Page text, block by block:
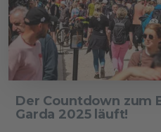
Der Countdown zum
Garda 2025 läuft!